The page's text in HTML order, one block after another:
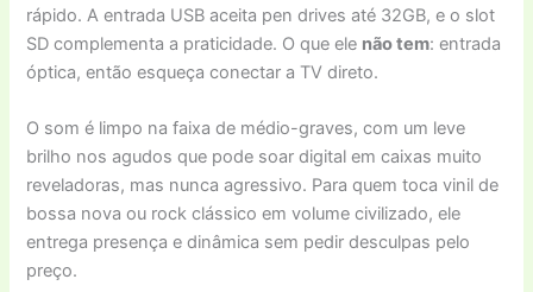
rápido. A entrada USB aceita pen drives até 32GB, e o slot
SD complementa a praticidade. O que ele não tem: entrada
óptica, então esqueça conectar a TV direto.
O som é limpo na faixa de médio-graves, com um leve
brilho nos agudos que pode soar digital em caixas muito
reveladoras, mas nunca agressivo. Para quem toca vinil de
bossa nova ou rock clássico em volume civilizado, ele
entrega presença e dinâmica sem pedir desculpas pelo
preço.